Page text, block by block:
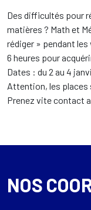
Des difficultés pour
matières ? Math et
rédiger » pendant les
6 heures pour
Dates : du 2 au 4
Attention, les
Prenez vite contact
NOS